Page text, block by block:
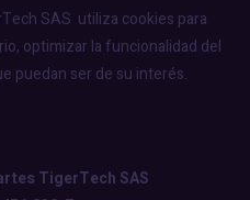
SAS utiliza cookies para
optimizar la funcionalidad del
puedan ser de su interés.
TigerTech SAS